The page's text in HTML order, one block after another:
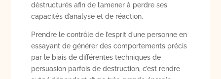
déstructurés afin de l’amener à perdre ses
capacités d’analyse et de réaction.
Prendre le contrôle de l’esprit d’une personne en
essayant de générer des comportements précis
par le biais de différentes techniques de
persuasion parfois de destruction, c’est rendre